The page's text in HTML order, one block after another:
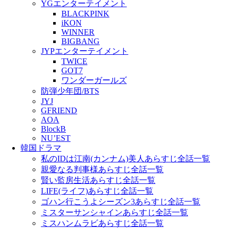
YGエンターテイメント
BLACKPINK
iKON
WINNER
BIGBANG
JYPエンターテイメント
TWICE
GOT7
ワンダーガールズ
防弾少年団/BTS
JYJ
GFRIEND
AOA
BlockB
NU’EST
韓国ドラマ
私のIDは江南(カンナム)美人あらすじ全話一覧
親愛なる判事様あらすじ全話一覧
賢い監房生活あらすじ全話一覧
LIFE(ライフ)あらすじ全話一覧
ゴハン行こうよシーズン3あらすじ全話一覧
ミスターサンシャインあらすじ全話一覧
ミスハンムラビあらすじ全話一覧